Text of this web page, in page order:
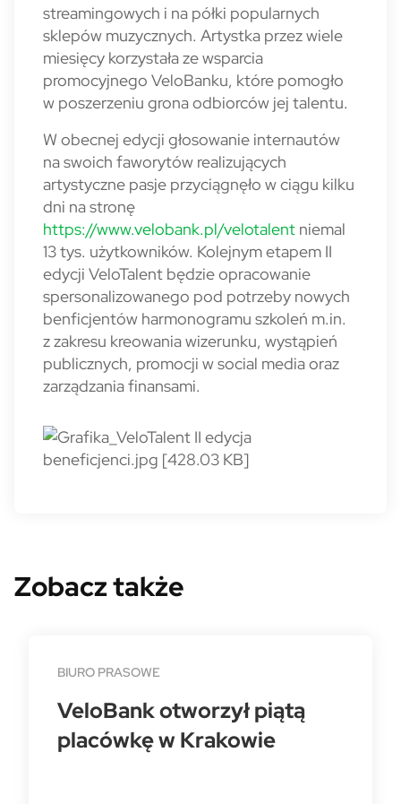
streamingowych i na półki popularnych
sklepów muzycznych. Artystka przez wiele
miesięcy korzystała ze wsparcia
promocyjnego VeloBanku, które pomogło
w poszerzeniu grona odbiorców jej talentu.
W obecnej edycji głosowanie internautów
na swoich faworytów realizujących
artystyczne pasje przyciągnęło w ciągu kilku
dni na stronę
https://www.velobank.pl/velotalent niemal
13 tys. użytkowników. Kolejnym etapem II
edycji VeloTalent będzie opracowanie
spersonalizowanego pod potrzeby nowych
benficjentów harmonogramu szkoleń m.in.
z zakresu kreowania wizerunku, wystąpień
publicznych, promocji w social media oraz
zarządzania finansami.
Zobacz także
BIURO PRASOWE
VeloBank otworzył piątą
placówkę w Krakowie